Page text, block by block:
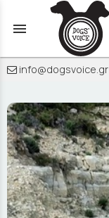
menu
info@dogsvoice.gr